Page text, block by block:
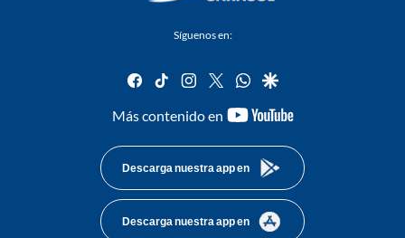
Síguenos en:
facebook
tiktok instagram
twitterwhatsapp
google
Más contenido en
youtube-
Descarga nuestra app en
Descarga nuestra app en